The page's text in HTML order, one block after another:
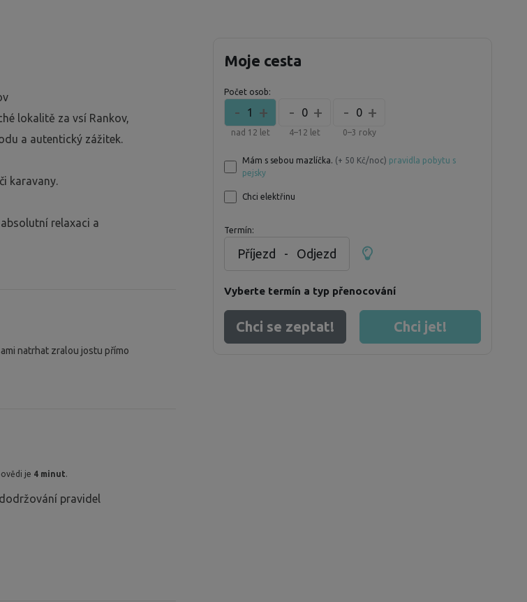
lokalitě za vsí Rankov,
a autentický zážitek.
karavany.
relaxaci a
buřtík, hermelín, po
natrhat zralou jostu přímo
čerstvou pažitku, cibulku
dochutit jídlo. Přijeďte si
pozemku právě
sami natrhat.
je 4 minut.
pravidel
Moje cesta
Počet osob:
- +
1
nad 12 let
- +
0
4–12 let
- +
0
0–3 roky
Mám s sebou mazlíčka. (+ 50 Kč/noc) pravidla pobytu s
pejsky
Chci elektřinu
Termín:
Příjezd - Odjezd
Vyberte termín a typ přenocování
Chci se zeptat! Chci jet!